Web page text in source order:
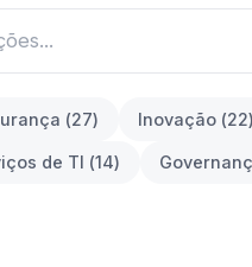
(27) Inovação (22)
de TI (14)